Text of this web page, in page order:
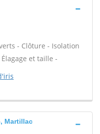
- Clôture - Isolation
et taille -
Martillac